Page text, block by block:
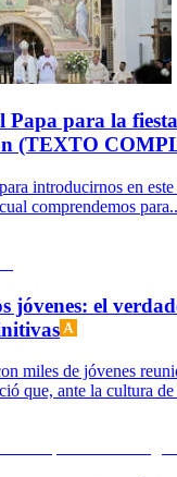
para la
(TEXTO
introducirnos en
comprendemos
jóvenes: el
miles de jóvenes
que, ante la cultura de